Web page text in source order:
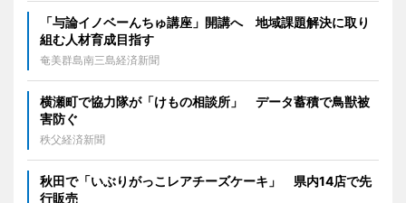
「与論イノベーんちゅ講座」開講へ 地域課題解決に取り
組む人材育成目指す
奄美群島南三島経済新聞
横瀬町で協力隊が「けもの相談所」 データ蓄積で鳥獣被
害防ぐ
秩父経済新聞
秋田で「いぶりがっこレアチーズケーキ」 県内14店で先
行販売